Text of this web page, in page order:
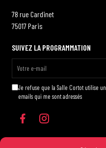
78 rue Cardinet
75017 Paris
SUIVEZ LA PROGRAMMATION
Je refuse que la Salle Cortot utilise
emails qui me sont adressés